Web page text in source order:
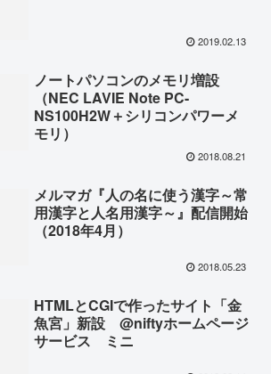
2019.02.13
ノートパソコンのメモリ増設
（NEC LAVIE Note PC-
NS100H2W＋シリコンパワーメ
モリ）
2018.08.21
メルマガ『人の名に使う漢字～常
用漢字と人名用漢字～』配信開始
（2018年4月）
2018.05.23
HTMLとCGIで作ったサイト「金
魚宮」新設 @niftyホームページ
サービス ミニ